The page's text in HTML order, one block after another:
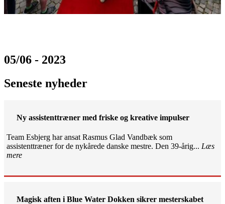
05/06 - 2023
Seneste nyheder
Ny assistenttræner med friske og kreative impulser
Team Esbjerg har ansat Rasmus Glad Vandbæk som
assistenttræner for de nykårede danske mestre. Den 39-årig... Læs
mere
Magisk aften i Blue Water Dokken sikrer mesterskabet